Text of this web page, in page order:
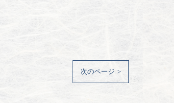
次のページ >